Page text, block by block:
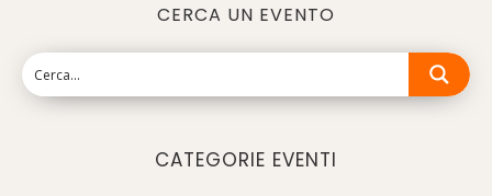
CERCA UN EVENTO
CATEGORIE EVENTI